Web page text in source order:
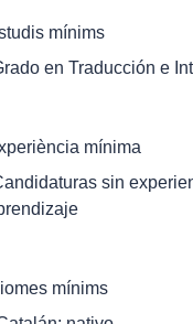
mínims
en Traducción e
mínima
sin
mínims